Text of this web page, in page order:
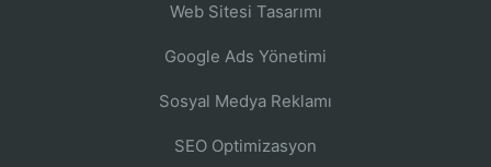
Web Sitesi Tasarımı
Google Ads Yönetimi
Sosyal Medya Reklamı
SEO Optimizasyon